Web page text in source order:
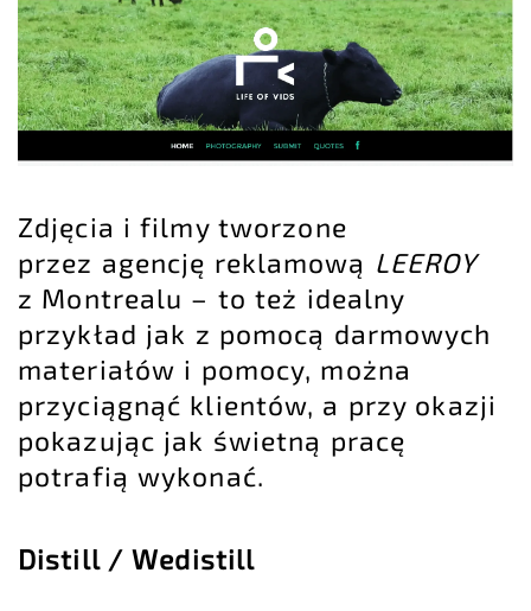
Zdjęcia i filmy tworzone
przez agencję reklamową LEEROY
z Montrealu – to też idealny
przykład jak z pomocą darmowych
materiałów i pomocy, można
przyciągnąć klientów, a przy okazji
pokazując jak świetną pracę
potrafią wykonać.
Distill / Wedistill